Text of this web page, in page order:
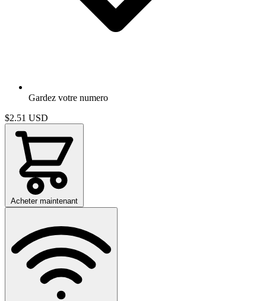
Gardez votre numero
$2.51 USD
Acheter maintenant